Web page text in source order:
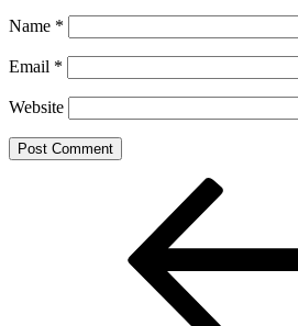
Name *
Email *
Website